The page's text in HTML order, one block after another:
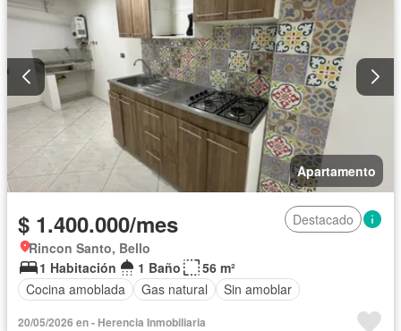
Apartamento
$ 1.400.000/mes
Destacado
Rincon Santo, Bello
1 Habitación
1 Baño
56 m²
Cocina amoblada
Gas natural Sin amoblar
20/05/2026 en - Herencia Inmobiliaria